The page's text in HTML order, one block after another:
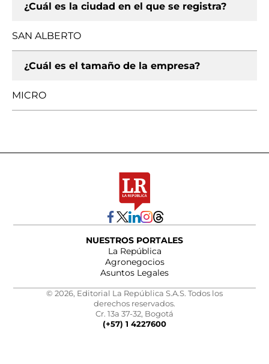
¿Cuál es la ciudad en el que se registra?
SAN ALBERTO
¿Cuál es el tamaño de la empresa?
MICRO
NUESTROS PORTALES
La República
Agronegocios
Asuntos Legales
© 2026, Editorial La República S.A.S. Todos los
derechos reservados.
Cr. 13a 37-32, Bogotá
(+57) 1 4227600